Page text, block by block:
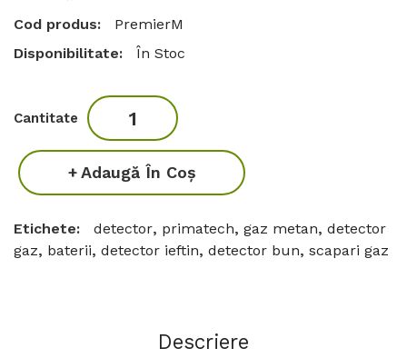
Cod produs:
PremierM
Disponibilitate:
În Stoc
Cantitate
Adaugă În Coş
Etichete: detector, primatech, gaz metan, detector
gaz, baterii, detector ieftin, detector bun, scapari gaz
Descriere